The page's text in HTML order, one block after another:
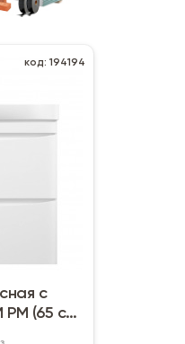
код: 194194
с
(65 см)